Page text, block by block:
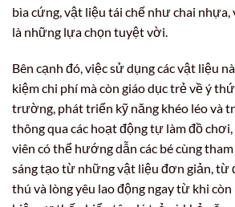
bìa cứng, vật liệu tái chế như chai nhựa,
là những lựa chọn tuyệt vời.
Bên cạnh đó, việc sử dụng các vật liệu
kiệm chi phí mà còn giáo dục trẻ về ý
trường, phát triển kỹ năng khéo léo và
thông qua các hoạt động tự làm đồ
viên có thể hướng dẫn các bé cùng
sáng tạo từ những vật liệu đơn giản, từ
thú và lòng yêu lao động ngay từ khi